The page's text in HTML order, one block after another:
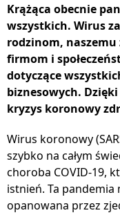
Krążąca obecnie
wszystkich. Wirus
rodzinom,
firmom i
dotyczące
biznesowych.
kryzys koronowy
Wirus koronowy
szybko na całym
choroba COVID-19,
istnień. Ta
opanowana przez